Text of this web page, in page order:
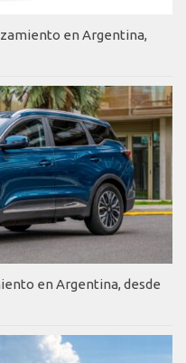
en Argentina,
en Argentina, desde